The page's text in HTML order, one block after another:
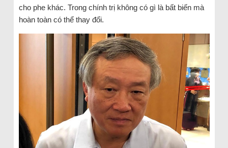
cho phe khác. Trong chính trị không có gì là bất biến mà
hoàn toàn có thể thay đổi.